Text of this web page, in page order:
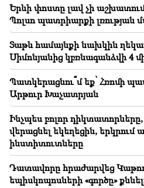
20:17
Օգոստոսի 10-ից Սայաթ-
երթևեկության կարգը
20:00
Աննկարագրելի
հնչեց ՀՀ օրհներգը․ Ժաննա
19:50
ՌԴ-ն «Իսկանդերով» խոցել
գնացքը.Վեհափառի գործով
ինքնաբացարկ հայտնեց
19:38
Դատավորը հայ էր․ Նարեկ
Երևի փոստը լավ չի
Պոլսո պատրիարքի լռության
Տաթև համայնքի նախկին
Սիմոնյանից կբռնագանձվի 4
Պատկերացնու՞մ եք՝ Հռոմի
Արթուր Խաչատրյան
Ինչպես բոլոր
վերացնել եկեղեցին, երկրում
ինստիտուտները
Դատավորը հրաժարվեց
եպիսկոպոսների «գործը»